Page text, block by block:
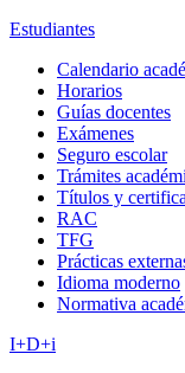
Estudiantes
Calendario
Horarios
Guías docentes
Exámenes
Seguro escolar
Trámites
Títulos y
RAC
TFG
Prácticas
Idioma moderno
Normativa
I+D+i